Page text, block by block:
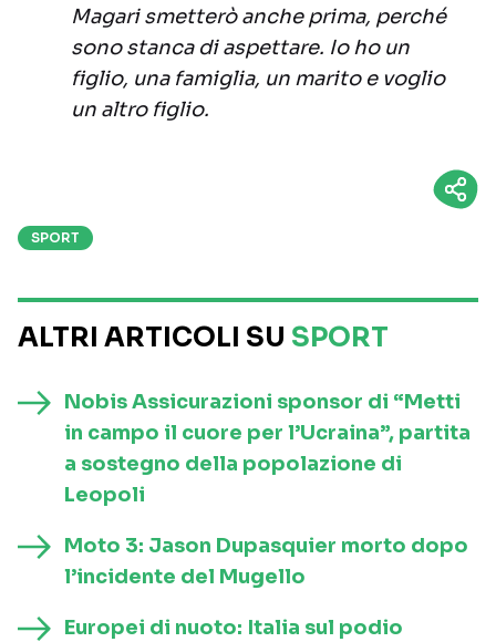
Magari smetterò anche prima, perché
sono stanca di aspettare. Io ho un
figlio, una famiglia, un marito e voglio
un altro figlio.
SPORT
ALTRI ARTICOLI SU SPORT
Nobis Assicurazioni sponsor di “Metti
in campo il cuore per l’Ucraina”, partita
a sostegno della popolazione di
Leopoli
Moto 3: Jason Dupasquier morto dopo
l’incidente del Mugello
Europei di nuoto: Italia sul podio